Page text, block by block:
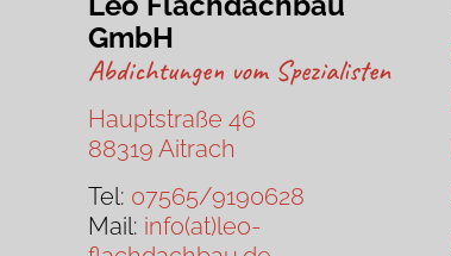
GmbH
Abdichtungen vom Spezialisten
Hauptstraße 46
88319 Aitrach
Tel: 07565/9190628
Mail: info(at)leo-